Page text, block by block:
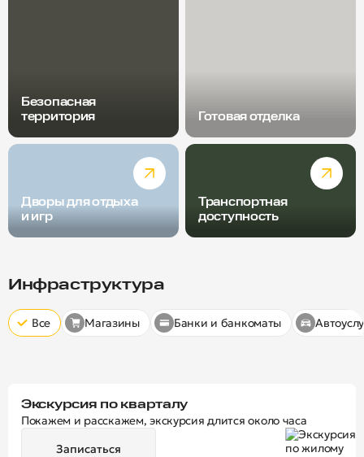
Безопасная
территория
Готовая отделка
Дворы для отдыха
и игр
Транспортная
доступность
Инфраструктура
Все Магазины Банки и банкоматы
Экскурсия по кварталу
Покажем и расскажем, экскурсия длится около часа
Записаться